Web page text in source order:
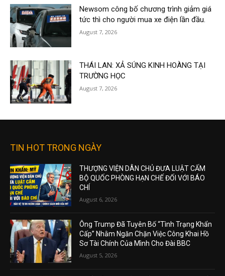
Newsom công bố chương trình giảm giá
tức thì cho người mua xe điện lần đầu.
August 7, 2026
THÁI LAN: XẢ SÚNG KINH HOÀNG TẠI
TRƯỜNG HỌC
August 7, 2026
TIN HOT TRONG NGÀY
THƯỢNG VIỆN DÂN CHỦ ĐƯA LUẬT CẤM
BỘ QUỐC PHÒNG HẠN CHẾ ĐỐI VỚI BÁO
CHÍ
August 6, 2026
Ông Trump Đã Tuyên Bố “Tình Trạng Khẩn
Cấp” Nhằm Ngăn Chặn Việc Công Khai Hồ
Sơ Tài Chính Của Mình Cho Đài BBC
August 5, 2026